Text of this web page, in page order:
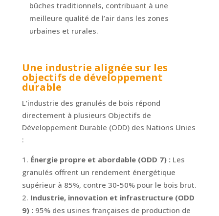
bûches traditionnels, contribuant à une
meilleure qualité de l’air dans les zones
urbaines et rurales.
Une industrie alignée sur les
objectifs de développement
durable
L’industrie des granulés de bois répond
directement à plusieurs Objectifs de
Développement Durable (ODD) des Nations Unies
:
Énergie propre et abordable (ODD 7) :Les
granulés offrent un rendement énergétique
supérieur à 85%, contre 30-50% pour le bois brut.
Industrie, innovation et infrastructure (ODD
9) : 95% des usines françaises de production de